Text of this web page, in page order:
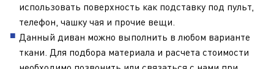
использовать поверхность как подставку под пульт,
телефон, чашку чая и прочие вещи.
Данный диван можно выполнить в любом варианте
ткани. Для подбора материала и расчета стоимости